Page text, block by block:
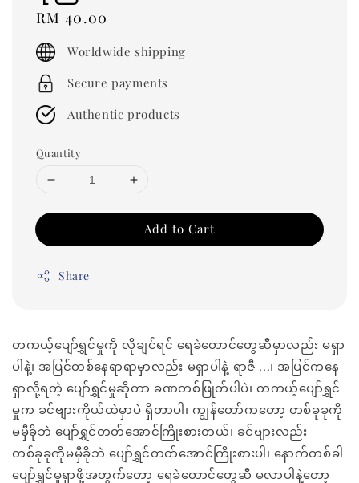
Regular
price
RM 40.00
Worldwide shipping
Secure payments
Authentic products
Quantity
Add to Cart
Share
တကယ့်ပျော်ရွှင်မှုကို လိုချင်ရင် ရေခဲတောင်တွေဆီမှာလည်း မရှာ
ပါနဲ့၊ အပြင်တစ်နေရာရာမှာလည်း မရှာပါနဲ့ ရာဇီ ...၊ အပြင်ကနေ
ရှာလို့ရတဲ့ ပျော်ရွှင်မှုဆိုတာ ခဏတစ်ဖြုတ်ပါပဲ၊ တကယ့်ပျော်ရွှင်
မှုက ခင်ဗျားကိုယ်ထဲမှာပဲ ရှိတာပါ၊ ကျွန်တော်ကတော့ တစ်ခုခုကို
မမှီခိုဘဲ ပျော်ရွှင်တတ်အောင်ကြိုးစားတယ်၊ ခင်ဗျားလည်း
တစ်ခုခုကိုမမှီခိုဘဲ ပျော်ရွှင်တတ်အောင်ကြိုးစားပါ၊ နောက်တစ်ခါ
ပျော်ရွှင်မှုရှာဖို့အတွက်တော့ ရေခဲတောင်တွေဆီ မလာပါနဲ့တော့